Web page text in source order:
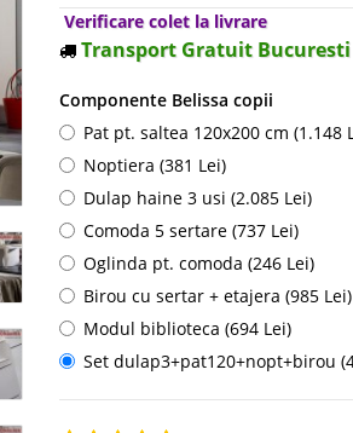
Verificare colet la livrare
Transport Gratuit Bucuresti
Componente Belissa copii
Pat pt. saltea 120x200 cm (1.148
Noptiera (381 Lei)
Dulap haine 3 usi (2.085 Lei)
Comoda 5 sertare (737 Lei)
Oglinda pt. comoda (246 Lei)
Birou cu sertar + etajera (985 Lei)
Modul biblioteca (694 Lei)
Set dulap3+pat120+nopt+birou